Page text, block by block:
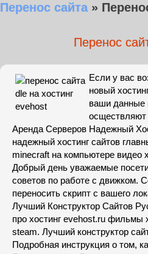
Перенос сайта»
Перенос
Если у вас
новый
ваши данные
осществляют
Аренда Серверов Надежный
надежный хостинг сайтов
minecraft на компьютере видео
Добрый день уважаемые
советов по работе с движком.
переносить скрипт с вашего
Лучший Конструктор Сайтов
про хостинг evehost.ru фильмы
steam. Лучший конструктор
Подробная инструкция о том,